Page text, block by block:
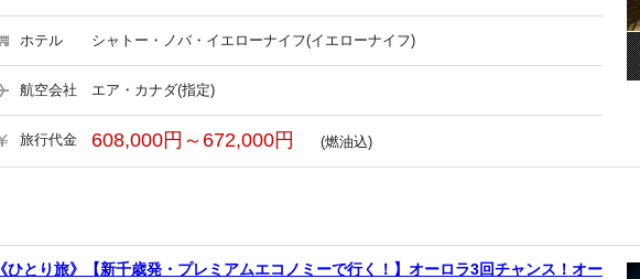
ホテル シャトー・ノバ・イエローナイフ(イエローナイフ)
航空会社 エア・カナダ(指定)
旅行代金 608,000円～672,000円 (燃油込)
《ひとり旅》【新千歳発・プレミアムエコノミーで行く！】オーロラ3回チャンス！オー